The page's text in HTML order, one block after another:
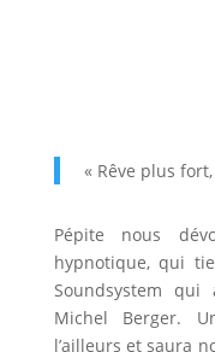
« Rêve plus
Pépite nous
hypnotique, qui
Soundsystem
Michel Berger.
l’ailleurs et saura